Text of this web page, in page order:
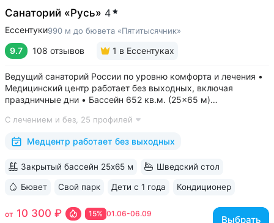
Санаторий «Русь» 4
Ессентуки990 м до бювета «Пятитысячник»
9.7 108 отзывов 1 в Ессентуках
Ведущий санаторий России по уровню комфорта и лечения •
Медицинский центр работает без выходных, включая
праздничные дни • Бассейн 652 кв.м. (25×65 м)
Глубина от 30 до 180 см, есть отдельная детская зона. Рядом
расположены закрытая терраса...
С лечением и без, 25 профилей
Медцентр работает без выходных
01.06-06.09
15%
от 10 300 ₽
Выбрать
Закрытый бассейн 25х65 м Шведский стол
Бювет Свой парк Дети с 1 года Кондиционер
ещё 6